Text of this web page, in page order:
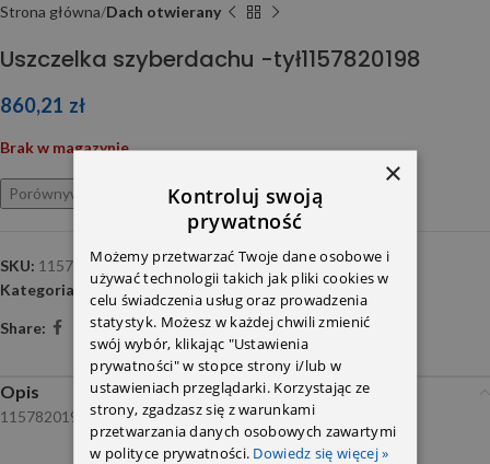
Strona główna Dach otwierany
Uszczelka szyberdachu -tył1157820198
860,21 zł
Brak w magazynie
Porównywarka Ulubione
SKU: 1157820198
Kategoria:
Dach otwierany
Share:
Opis
1157820198
×
Kontroluj swoją
prywatność
Możemy przetwarzać Twoje dane osobowe i
używać technologii takich jak pliki cookies w
celu świadczenia usług oraz prowadzenia
statystyk. Możesz w każdej chwili zmienić
swój wybór, klikając "Ustawienia
prywatności" w stopce strony i/lub w
ustawieniach przeglądarki. Korzystając ze
strony, zgadzasz się z warunkami
przetwarzania danych osobowych zawartymi
w polityce prywatności. Dowiedz się więcej »